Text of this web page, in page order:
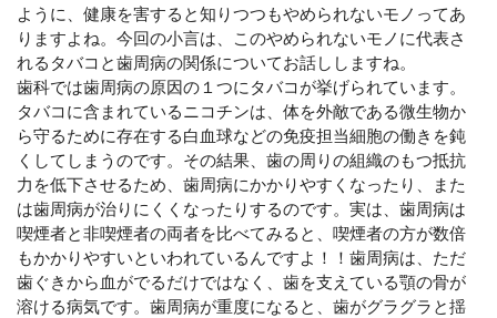
ように、健康を害すると知りつつもやめられないモノってあ
りますよね。今回の小言は、このやめられないモノに代表さ
れるタバコと歯周病の関係についてお話ししますね。
歯科では歯周病の原因の１つにタバコが挙げられています。
タバコに含まれているニコチンは、体を外敵である微生物か
ら守るために存在する白血球などの免疫担当細胞の働きを鈍
くしてしまうのです。その結果、歯の周りの組織のもつ抵抗
力を低下させるため、歯周病にかかりやすくなったり、また
は歯周病が治りにくくなったりするのです。実は、歯周病は
喫煙者と非喫煙者の両者を比べてみると、喫煙者の方が数倍
もかかりやすいといわれているんですよ！！歯周病は、ただ
歯ぐきから血がでるだけではなく、歯を支えている顎の骨が
溶ける病気です。歯周病が重度になると、歯がグラグラと揺